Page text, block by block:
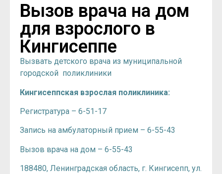
Вызов врача на дом
для взрослого в
Кингисеппе
Вызвать детского врача из муниципальной
городской поликлиники
Кингисеппская взрослая поликлиника:
Регистратура – 6-51-17
Запись на амбулаторный прием – 6-55-43
Вызов врача на дом – 6-55-43
188480, Ленинградская область, г. Кингисепп, ул.